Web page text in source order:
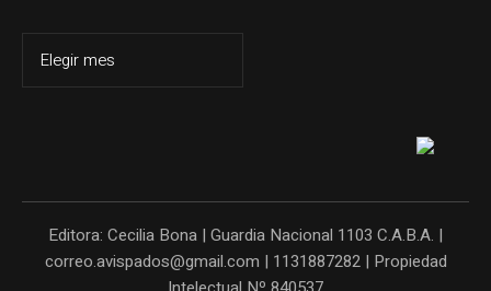
Editora: Cecilia Bona | Guardia Nacional 1103 C.A.B.A. |
correo.avispados@gmail.com | 1131887282 | Propiedad